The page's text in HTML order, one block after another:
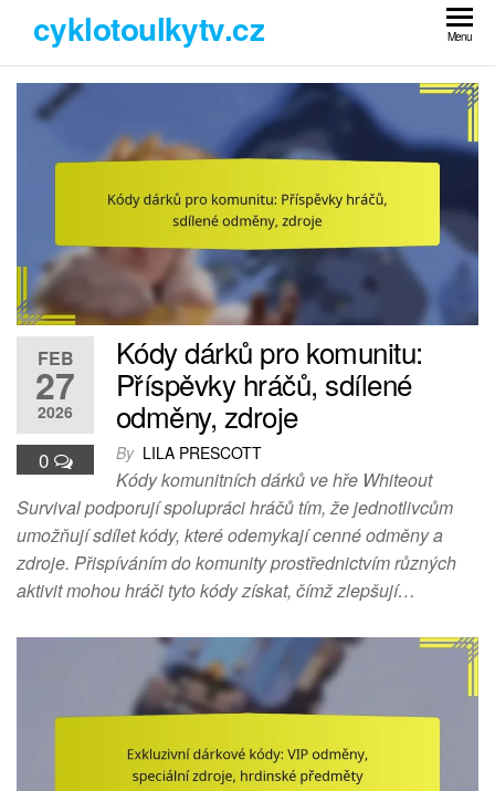
the
content
cyklotoulkytv.cz Menu
FEB
27
2026
0
Kódy dárků pro komunitu:
Příspěvky hráčů, sdílené
odměny, zdroje
By LILA PRESCOTT
Kódy komunitních dárků ve hře Whiteout
Survival podporují spolupráci hráčů tím, že jednotlivcům
umožňují sdílet kódy, které odemykají cenné odměny a
zdroje. Přispíváním do komunity prostřednictvím různých
aktivit mohou hráči tyto kódy získat, čímž zlepšují…